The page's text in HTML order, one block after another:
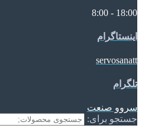
18:00 - 8:00
اینستاگرام
servosanatt
تلگرام
سروو صنعت
جستجو برای: